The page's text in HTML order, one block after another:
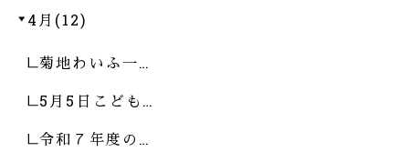
4月(12)
菊地わいふ一…
5月5日こども…
令和７年度の…